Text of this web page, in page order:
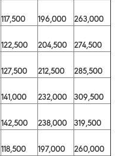
117,500 196,000
263,000
122,500 204,500
274,500
127,500 212,500
285,500
141,000 232,000
309,500
142,500 238,000
319,500
118,500 197,000
260,000